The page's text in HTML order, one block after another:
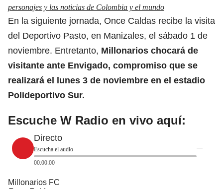
personajes y las noticias de Colombia y el mundo
En la siguiente jornada, Once Caldas recibe la visita
del Deportivo Pasto, en Manizales, el sábado 1 de
noviembre. Entretanto, Millonarios chocará de
visitante ante Envigado, compromiso que se
realizará el lunes 3 de noviembre en el estadio
Polideportivo Sur.
Escuche W Radio en vivo aquí:
Directo
Escucha el audio
00:00:00
Millonarios FC